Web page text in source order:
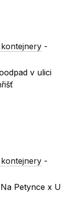
kontejnery -
v ulici
kontejnery -
Petynce x U